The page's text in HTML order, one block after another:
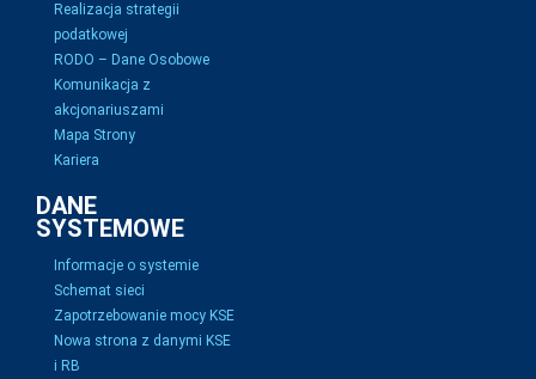
Realizacja strategii
podatkowej
RODO – Dane Osobowe
Komunikacja z
akcjonariuszami
Mapa Strony
Kariera
DANE
SYSTEMOWE
Informacje o systemie
Schemat sieci
Zapotrzebowanie mocy KSE
Nowa strona z danymi KSE
i RB